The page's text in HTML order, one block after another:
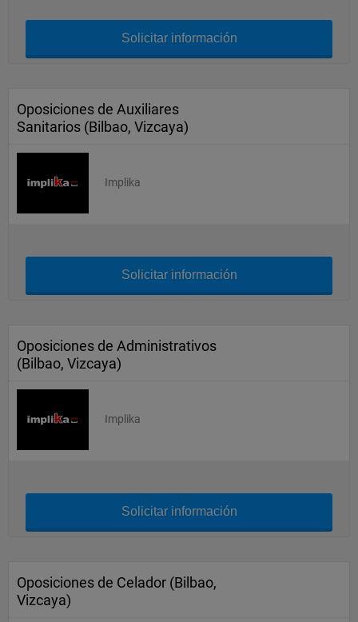
Solicitar información
Oposiciones de Auxiliares
Sanitarios (Bilbao, Vizcaya)
Implika
Solicitar información
Oposiciones de Administrativos
(Bilbao, Vizcaya)
Implika
Solicitar información
Oposiciones de Celador (Bilbao,
Vizcaya)